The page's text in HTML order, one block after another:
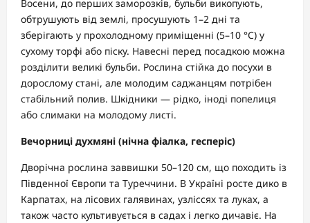
Восени, до перших заморозків, бульби викопують,
обтрушують від землі, просушують 1–2 дні та
зберігають у прохолодному приміщенні (5–10 °C) у
сухому торфі або піску. Навесні перед посадкою можна
розділити великі бульби. Рослина стійка до посухи в
дорослому стані, але молодим саджанцям потрібен
стабільний полив. Шкідники — рідко, іноді попелиця
або слимаки на молодому листі.
Вечорниці духмяні (нічна фіалка, гесперіс)
Дворічна рослина заввишки 50–120 см, що походить із
Південної Європи та Туреччини. В Україні росте дико в
Карпатах, на лісових галявинах, узліссях та луках, а
також часто культивується в садах і легко дичавіє. На